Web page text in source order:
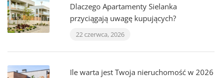
Dlaczego Apartamenty Sielanka
przyciągają uwagę kupujących?
22 czerwca, 2026
Ile warta jest Twoja nieruchomość w 2026